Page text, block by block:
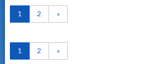
1 2 »
1 2 »